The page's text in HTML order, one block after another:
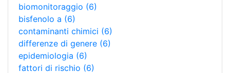
biomonitoraggio (6)
bisfenolo a (6)
contaminanti chimici (6)
differenze di genere (6)
epidemiologia (6)
fattori di rischio (6)